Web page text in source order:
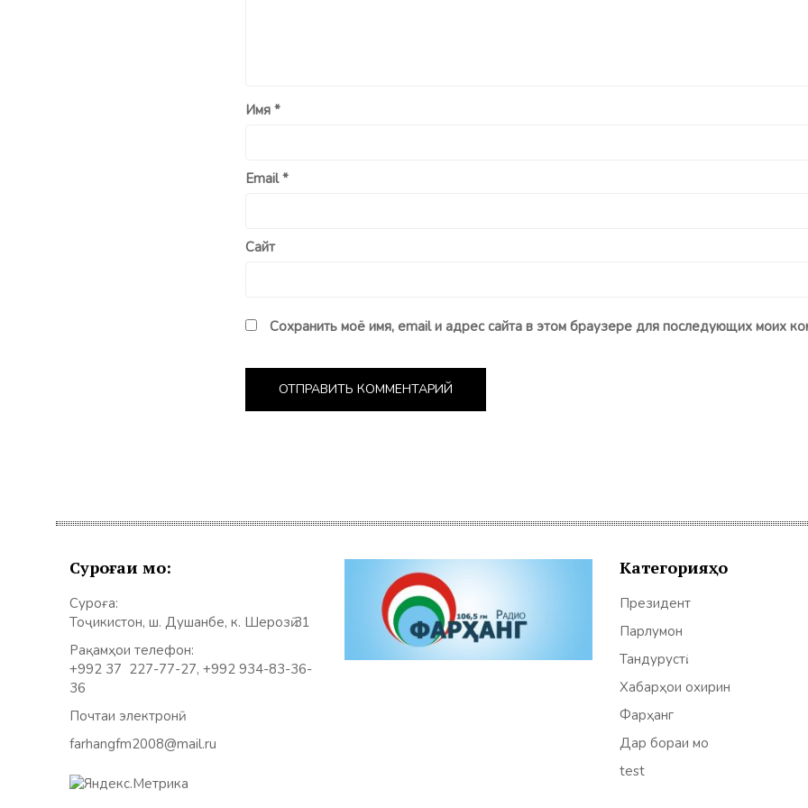
Имя *
Email*
Сайт
Сохранить моё имя, email и адрес сайта в этом браузере для последующих моих
Суроғаи мо:
Суроға:
Тоҷикистон, ш. Душанбе, к. Шерозӣ 31
Рақамҳои телефон:
+992 37 227-77-27, +992 934-83-36-
36
Почтаи электронӣ:
farhangfm2008@mail.ru
Категорияҳо
Президент
Парлумон
Тандурустӣ
Хабарҳои охирин
Фарҳанг
Дар бораи мо
test